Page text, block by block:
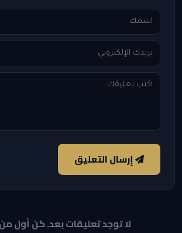
إرسال التعليق
لا توجد تعليقات بعد. كن أول